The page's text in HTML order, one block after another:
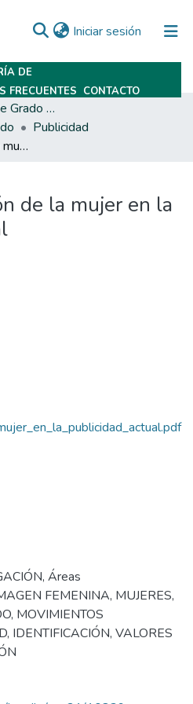
Iniciar sesión (current)
DE
FRECUENTES CONTACTO
Trabajos Finales De Grado Y Posgrado
Publicidad
La representación de la mujer en la publicidad actual
de la mujer en la
, Áreas
FEMENINA, MUJERES,
, MOVIMIENTOS
, IDENTIFICACIÓN, VALORES